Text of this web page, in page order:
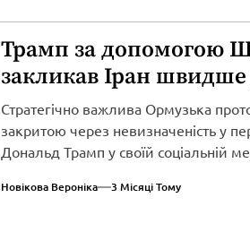
Трамп за допомогою
закликав Іран швидше
Стратегічно важлива Ормузька
закритою через невизначеність у
Дональд Трамп у своїй соціальній
Новікова Вероніка 3 Місяці Тому